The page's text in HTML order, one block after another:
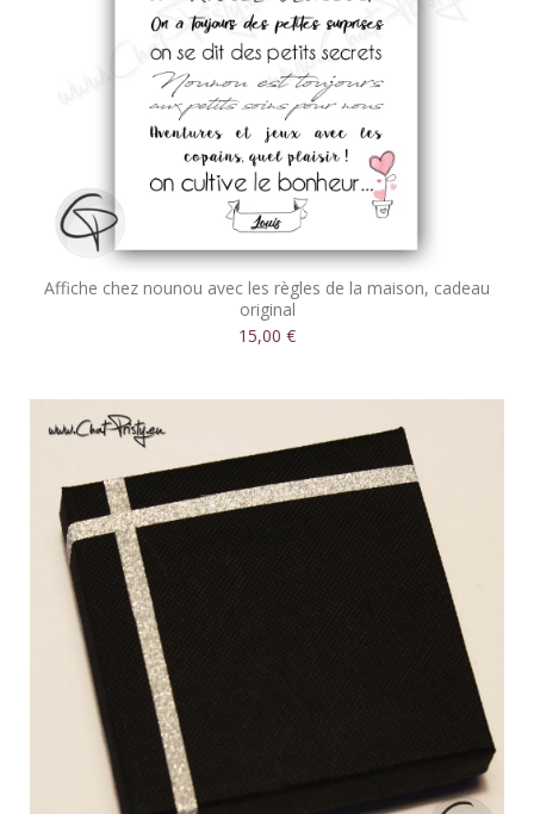
Affiche chez nounou avec les règles de la maison, cadeau
original
15,00 €